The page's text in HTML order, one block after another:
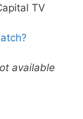
TV
available